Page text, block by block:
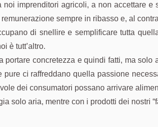
imprenditori agricoli, a non accettare
sempre in ribasso e, al
di snellire e semplificare tutta
è tutt’altro.
portare concretezza e quindi fatti, ma
ci raffreddano quella passione
dei consumatori possano arrivare
solo aria, mentre con i prodotti dei nostri